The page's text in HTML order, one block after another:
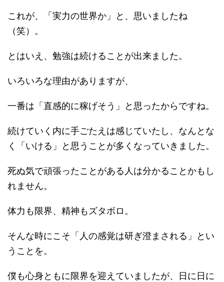
これが、「実力の世界か」と、思いましたね
（笑）。
とはいえ、勉強は続けることが出来ました。
いろいろな理由がありますが、
一番は「直感的に稼げそう」と思ったからですね。
続けていく内に手ごたえは感じていたし、なんとな
く「いける」と思うことが多くなっていきました。
死ぬ気で頑張ったことがある人は分かることかもし
れません。
体力も限界、精神もズタボロ。
そんな時にこそ「人の感覚は研ぎ澄まされる」とい
うことを。
僕も心身ともに限界を迎えていましたが、日に日に